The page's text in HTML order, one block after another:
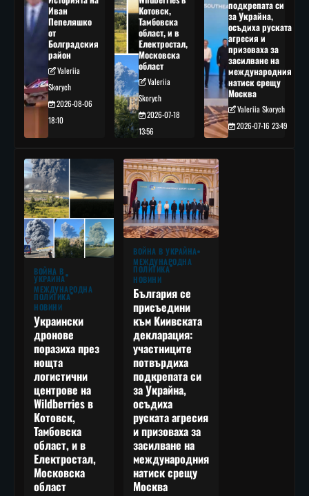
Иван
Пепеляшко
от
Болградския
район
Valeriia
Skorych
2026-08-06
18:10
Котовск,
Тамбовска
област, и в
Електростал,
Московска
област
Valeriia
Skorych
2026-07-18
13:56
подкрепата си
за Украйна,
осъдиха руската
агресия и
призоваха за
засилване на
международния
натиск срещу
Москва
Valeriia Skorych
2026-07-16 23:49
ВОЙНА В
УКРАЙНА
МЕЖДУНАРОДНА
ПОЛИТИКА
НОВИНИ
Украински
дронове
поразиха през
нощта
логистични
центрове на
Wildberries в
Котовск,
Тамбовска
област, и в
Електростал,
Московска
област
ВОЙНА В УКРАЙНА
МЕЖДУНАРОДНА
ПОЛИТИКА
НОВИНИ
България се
присъедини
към Киивската
декларация:
участниците
потвърдиха
подкрепата си
за Украйна,
осъдиха
руската агресия
и призоваха за
засилване на
международния
натиск срещу
Москва